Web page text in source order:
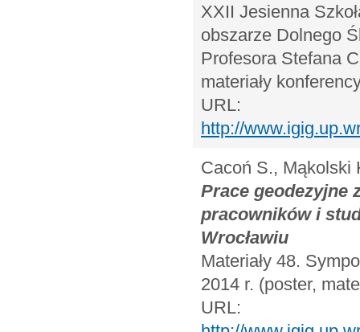
XXII Jesienna
obszarze Dolnego
Profesora Stefana
materiały
URL:
http://
Cacoń S., Mąkolski
Prace geodezyjne
pracowników i
Wrocławiu
Materiały 48.
2014 r. (poster,
URL: